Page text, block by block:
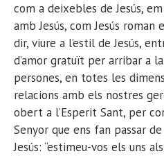
com a deixebles de Jesús,
amb Jesús, com Jesús roman
dir, viure a l’estil de Jesús,
d’amor gratuït per arribar a
persones, en totes les
relacions amb els nostres
obert a l’Esperit Sant, per
Senyor que ens fan passar
Jesús: “estimeu-vos els uns